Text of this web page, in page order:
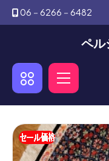
06－6266－6482
ペル